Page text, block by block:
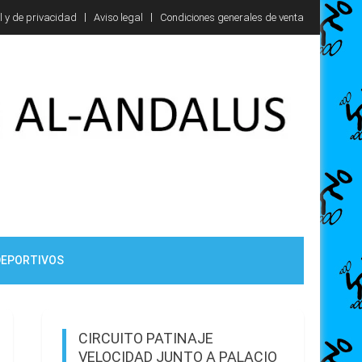
y de privacidad Aviso legal Condiciones generales de venta
CIRCUITO PATINAJE
VELOCIDAD JUNTO A PALACIO